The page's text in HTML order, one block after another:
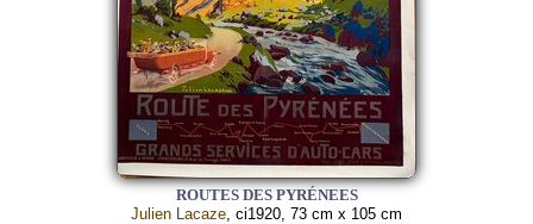
ROUTES DES PYRÉNEES
Julien Lacaze , ci1920, 73 cm x 105 cm